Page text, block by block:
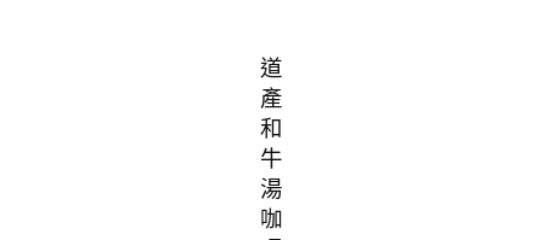
道
產
和
牛
湯
咖